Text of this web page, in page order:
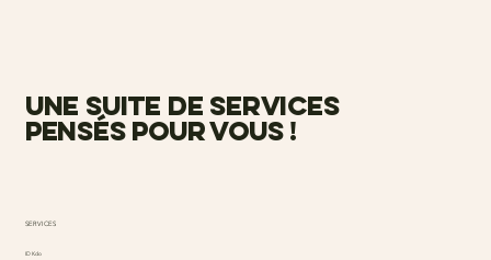
une suite de services
pensés pour vous !
SERVICES
ID Kdo